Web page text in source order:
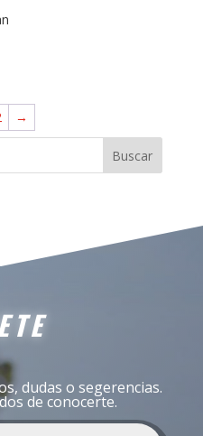
→
Buscar
dudas o segerencias.
de conocerte.